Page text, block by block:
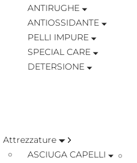
ANTIRUGHE
ANTIOSSIDANTE
PELLI IMPURE
SPECIAL CARE
DETERSIONE
Attrezzature
ASCIUGA CAPELLI